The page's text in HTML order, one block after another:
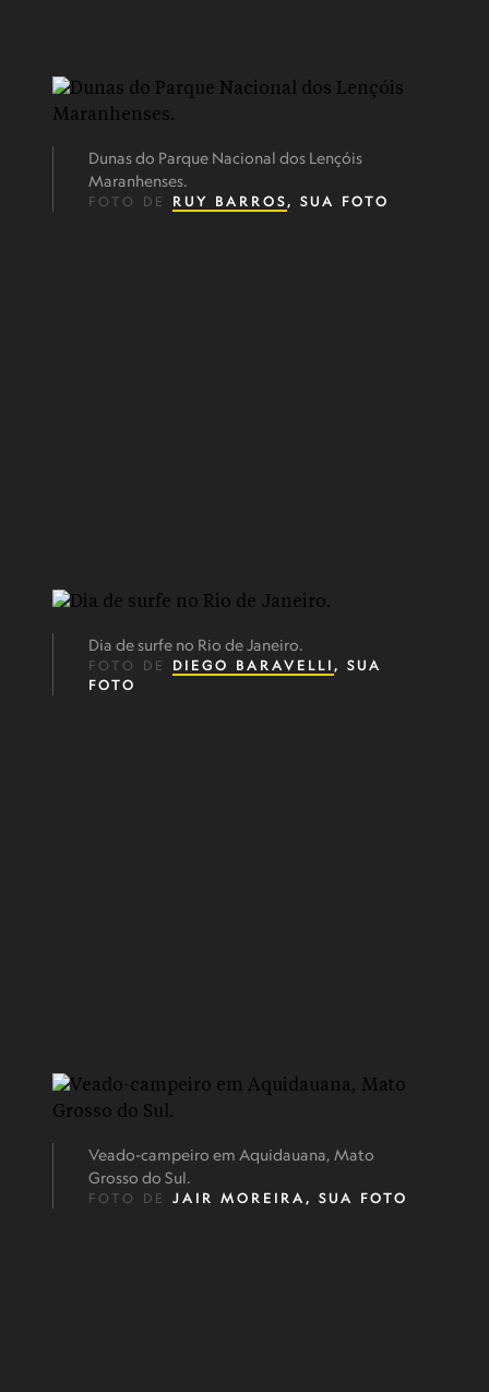
Dunas do Parque Nacional dos Lençóis
Maranhenses.
FOTO DE RUY BARROS, SUA FOTO
Dia de surfe no Rio de Janeiro.
FOTO DE DIEGO BARAVELLI , SUA
FOTO
Veado-campeiro em Aquidauana, Mato
Grosso do Sul.
FOTO DE JAIR MOREIRA, SUA FOTO